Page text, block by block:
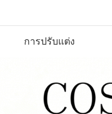
การปรับแต่ง